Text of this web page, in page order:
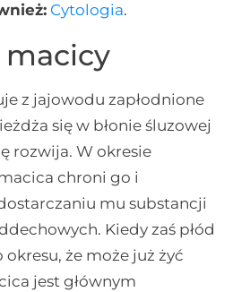
Cytologia.
macicy
z jajowodu zapłodnione
się w błonie śluzowej
rozwija. W okresie
chroni go i
mu substancji
Kiedy zaś płód
że może już żyć
jest głównym